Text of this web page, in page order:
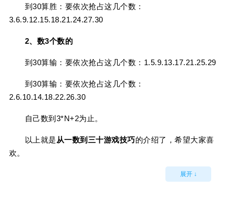
到30算胜：要依次抢占这几个数：
3.6.9.12.15.18.21.24.27.30
2、数3个数的
到30算输：要依次抢占这几个数：1.5.9.13.17.21.25.29
到30算输：要依次抢占这几个数：
2.6.10.14.18.22.26.30
自己数到3*N+2为止。
以上就是从一数到三十游戏技巧的介绍了，希望大家喜
欢。
展开 ↓